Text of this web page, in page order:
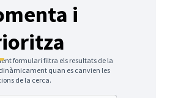
i
formulari filtra els resultats de la
quan es canvien les
de la cerca.